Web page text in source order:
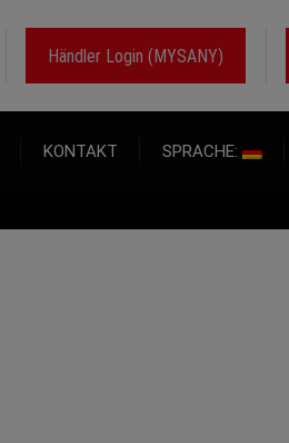
Händler Login (MYSANY)
KONTAKT SPRACHE: